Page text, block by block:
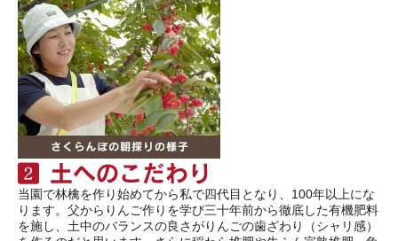
当園で林檎を作り始めてから私で四代目となり、100年以上にな
ります。父からりんご作りを学び三十年前から徹底した有機肥料
を施し、土中のバランスの良さがりんごの歯ざわり（シャリ感）